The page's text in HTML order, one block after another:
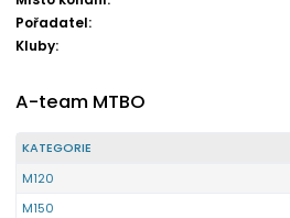
Pořadatel:
Kluby:
A-team MTBO
KATEGORIE
M120
M150